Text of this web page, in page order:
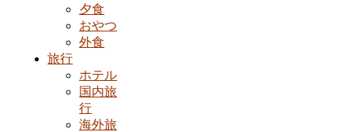
夕食
おやつ
外食
旅行
ホテル
国内旅
行
海外旅